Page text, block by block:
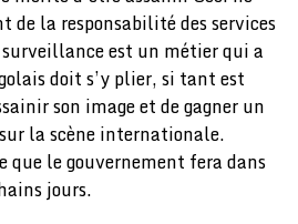
de la responsabilité des services
est un métier qui a
doit s’y plier, si tant est
son image et de gagner un
la scène internationale.
que le gouvernement fera dans
jours.